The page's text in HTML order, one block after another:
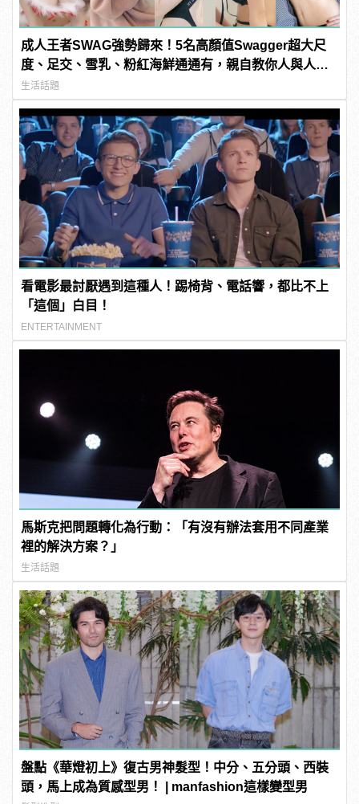
成人王者SWAG強勢歸來！5名高顏值Swagger超大尺
度、足交、雪乳、粉紅海鮮通通有，親自教你人與人的
連結！ | manfashion這樣變型男
生活話題
看電影最討厭遇到這種人！踢椅背、電話響，都比不上
「這個」白目！
ENTERTAINMENT
馬斯克把問題轉化為行動：「有沒有辦法套用不同產業
裡的解決方案？」
生活話題
盤點《華燈初上》復古男神髮型！中分、五分頭、西裝
頭，馬上成為質感型男！ | manfashion這樣變型男